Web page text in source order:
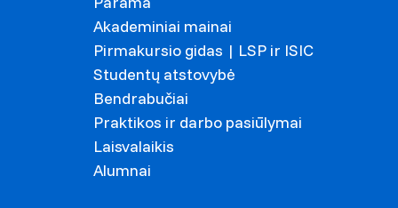
Akademiniai mainai
Pirmakursio gidas | LSP ir ISIC
Studentų atstovybė
Bendrabučiai
Praktikos ir darbo pasiūlymai
Laisvalaikis
Alumnai